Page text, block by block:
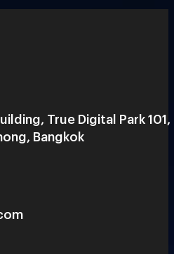
True Digital Park 101,
Bangkok